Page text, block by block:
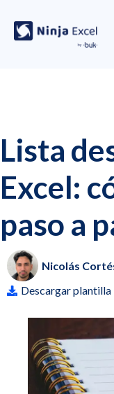
Lista
Excel:
paso a
Nicolás
Descargar plantilla